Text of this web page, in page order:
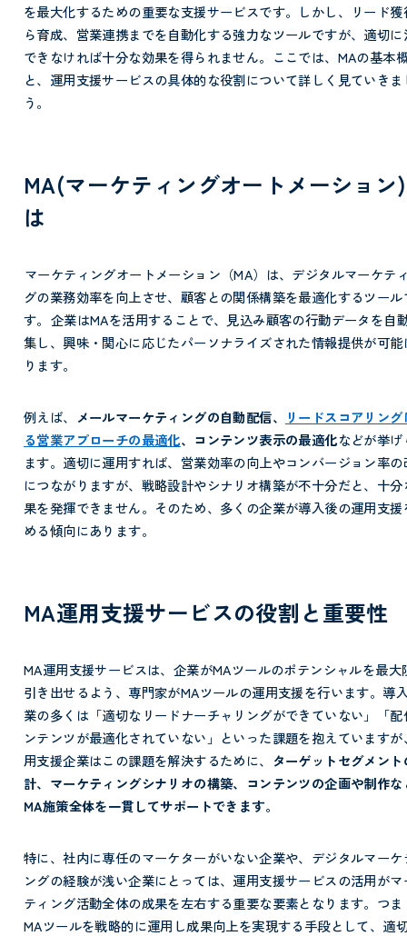
を最大化するための重要な支援サービスです。しかし、リード獲
ら育成、営業連携までを自動化する強力なツールですが、適切に
できなければ十分な効果を得られません。ここでは、MAの基本
と、運用支援サービスの具体的な役割について詳しく見ていきま
う。
MA(マーケティングオートメーション
は
マーケティングオートメーション（MA）は、デジタルマーケテ
グの業務効率を向上させ、顧客との関係構築を最適化するツール
す。 企業はMAを活用することで、見込み顧客の行動データを自
集し、興味・関心に応じたパーソナライズされた情報提供が可能
ります。
例えば、 メールマーケティングの自動配信、
リードスコアリン
る営業アプローチの最適化、コンテンツ表示の最適化などが挙
ます。適切に運用すれば、営業効率の向上やコンバージョン率の
につながりますが、戦略設計やシナリオ構築が不十分だと、十分
果を発揮できません。そのため、多くの企業が導入後の運用支援
める傾向にあります。
MA運用支援サービスの役割と重要性
MA運用支援サービスは、企業がMAツールのポテンシャルを最大
引き出せるよう、専門家がMAツールの運用支援を行います。導
業の多くは「適切なリードナーチャリングができていない」「配
ンテンツが最適化されていない」といった課題を抱えていますが
用支援企業はこの課題を解決するために、
ターゲットセグメント
計、マーケティングシナリオの構築、コンテンツの企画や制作な
MA施策全体を一貫してサポートできます。
特に、社内に専任のマーケターがいない企業や、デジタルマーケ
ングの経験が浅い企業にとっては、運用支援サービスの活用がマ
ティング活動全体の成果を左右する重要な要素となります。つま
MAツールを戦略的に運用し成果向上を実現する手段として、適